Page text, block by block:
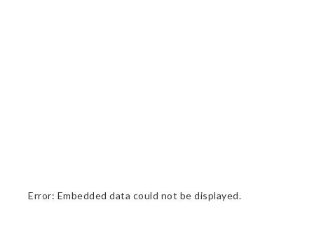
Error: Embedded data could not be displayed.